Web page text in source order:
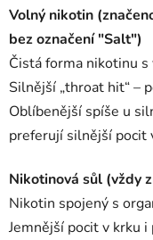
Volný nikotin
bez označení "Salt")
Čistá forma nikotinu s
Silnější „throat hit“ –
Oblíbenější spíše u
preferují silnější pocit
Nikotinová sůl (vždy
Nikotin spojený s
Jemnější pocit v krku